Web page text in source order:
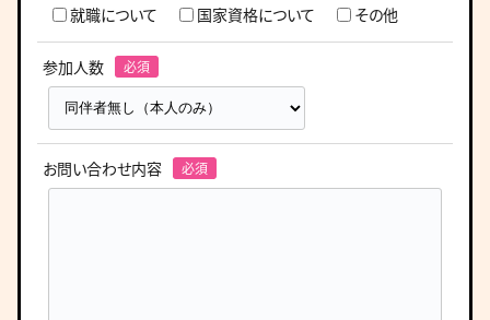
就職について
国家資格について その他
参加人数
お問い合わせ内容